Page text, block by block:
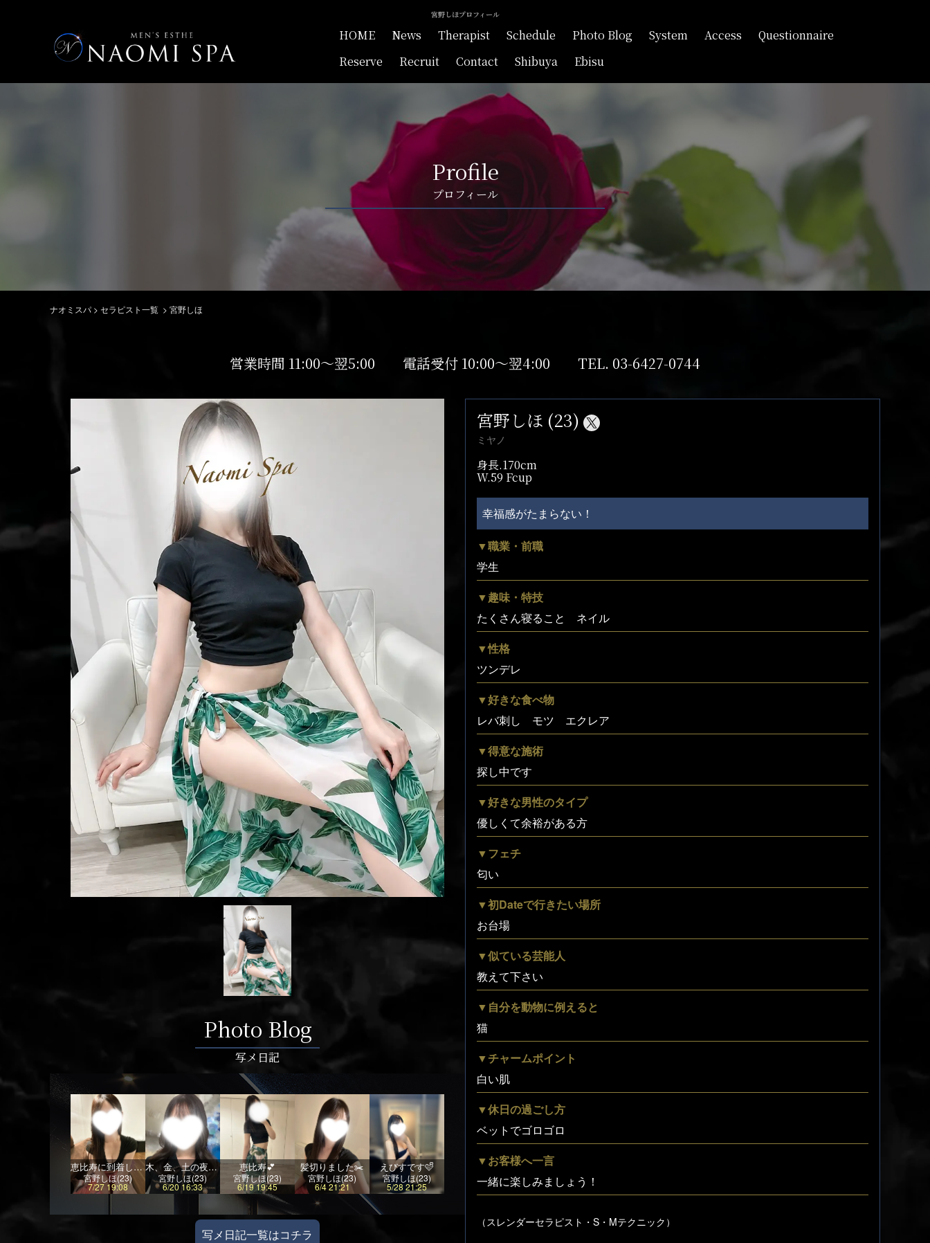
宮野しほプロフィール
HOME News Therapist Schedule Photo Blog System Access
Questionnaire
Reserve
Recruit Contact Shibuya Ebisu
Profile
プロフィール
ナオミスパ > セラピスト一覧 > 宮野しほ
営業時間 11:00～翌5:00 電話受付 10:00～翌4:00 TEL. 03-6427-0744
Photo Blog
写メ日記
恵比寿に到着しました❣️
宮野しほ(23)
7/27 19:08
木、金、土の夜固定にしました🌙*.｡
宮野しほ(23)
6/20 16:33
恵比寿💕
宮野しほ(23)
6/19 19:45
髪切りました✂️
宮野しほ(23)
6/4 21:21
えびすです🩷ᩚ
宮野しほ(23)
5/28 21:25
写メ日記一覧はコチラ
宮野しほ (23)
ミヤノ
身長.170cm
W.59 Fcup
幸福感がたまらない！
▼職業・前職
学生
▼趣味・特技
たくさん寝ること ネイル
▼性格
ツンデレ
▼好きな食べ物
レバ刺し モツ エクレア
▼得意な施術
探し中です
▼好きな男性のタイプ
優しくて余裕がある方
▼フェチ
匂い
▼初Dateで行きたい場所
お台場
▼似ている芸能人
教えて下さい
▼自分を動物に例えると
猫
▼チャームポイント
白い肌
▼休日の過ごし方
ベットでゴロゴロ
▼お客様へ一言
一緒に楽しみましょう！
（スレンダーセラピスト・S・Mテクニック）